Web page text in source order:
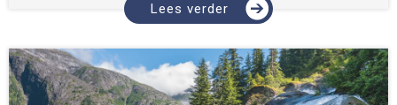
aantal redenen om naar Can...
Lees verder